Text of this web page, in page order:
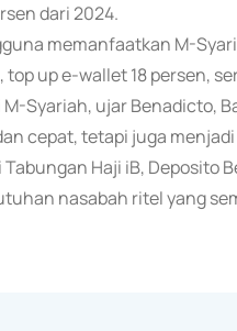
dari 2024.
memanfaatkan M-
top up e-wallet 18 persen,
Syariah, ujar Benadicto,
cepat, tetapi juga
Haji iB, Deposito
nasabah ritel yang